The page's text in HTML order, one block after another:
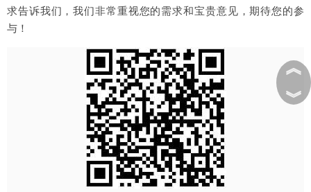
求告诉我们，我们非常重视您的需求和宝贵意见，期待您的参
与！
︽
︾